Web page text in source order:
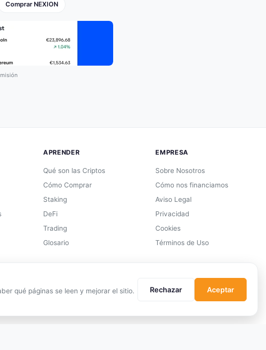
Comprar NEXION
APRENDER
Qué son las Criptos
Cómo Comprar
Staking
DeFi
Trading
Glosario
EMPRESA
Sobre Nosotros
Cómo nos financiamos
Aviso Legal
Privacidad
Cookies
Términos de Uso
qué páginas se leen y mejorar el sitio.
Rechazar Aceptar